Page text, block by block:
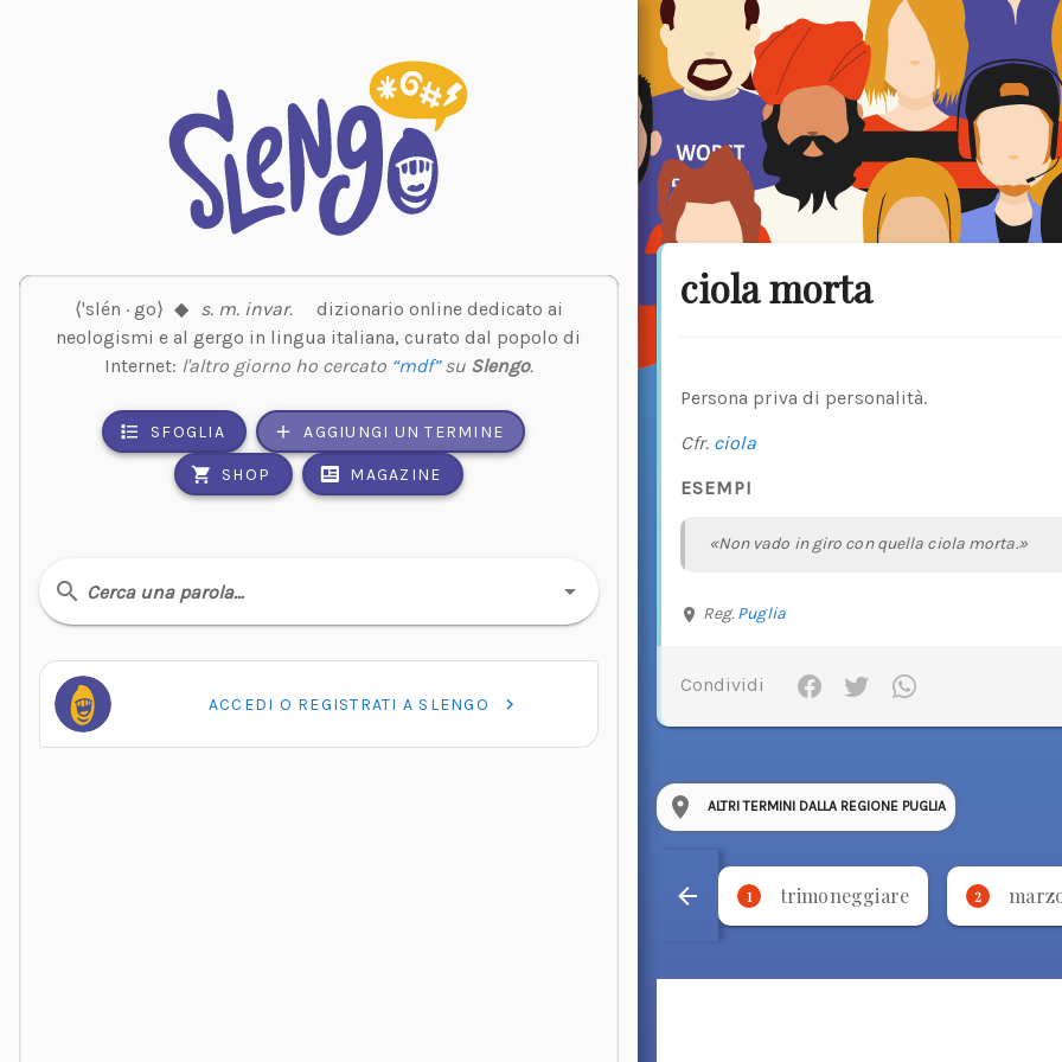
⟨'slén · go⟩ ◆ s. m. invar.
dizionario online dedicato ai
neologismi e al gergo in lingua italiana, curato dal popolo di
Internet: l'altro giorno ho cercato “mdf”su Slengo.
SFOGLIA AGGIUNGI UN TERMINE
SHOP MAGAZINE
Cerca una parola…
ACCEDI O REGISTRATI A SLENGO
ciola morta
Persona priva di personalità.
Cfr. ciola
ESEMPI
«Non vado in giro con quella ciola morta.»
Reg. Puglia
Condividi
ALTRI TERMINI DALLA REGIONE PUGLIA
1 trimoneggiare 2